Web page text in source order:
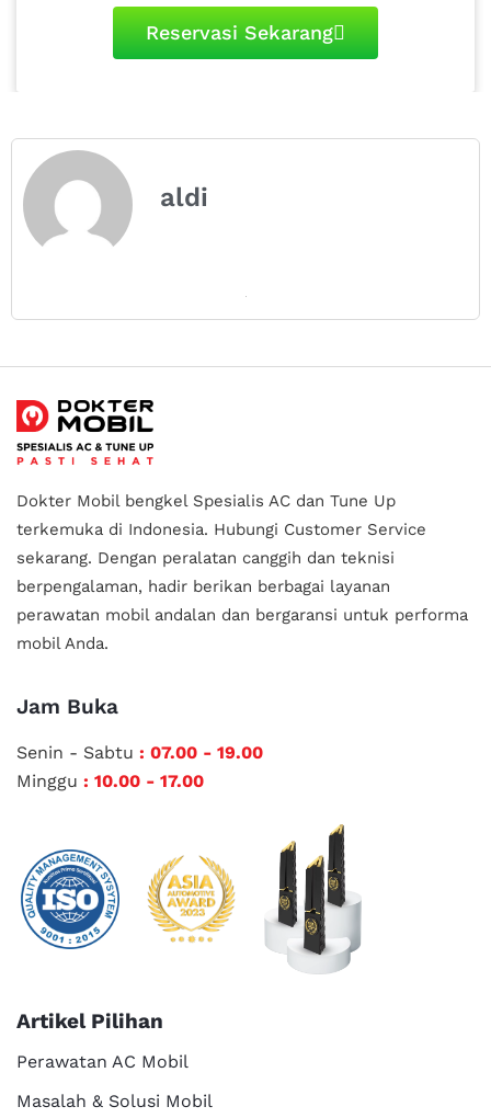
Reservasi Sekarang
aldi
Dokter Mobil bengkel Spesialis AC dan Tune Up
terkemuka di Indonesia. Hubungi Customer Service
sekarang. Dengan peralatan canggih dan teknisi
berpengalaman, hadir berikan berbagai layanan
perawatan mobil andalan dan bergaransi untuk performa
mobil Anda.
Jam Buka
Senin - Sabtu : 07.00 - 19.00
Minggu : 10.00 - 17.00
Artikel Pilihan
Perawatan AC Mobil
Masalah & Solusi Mobil